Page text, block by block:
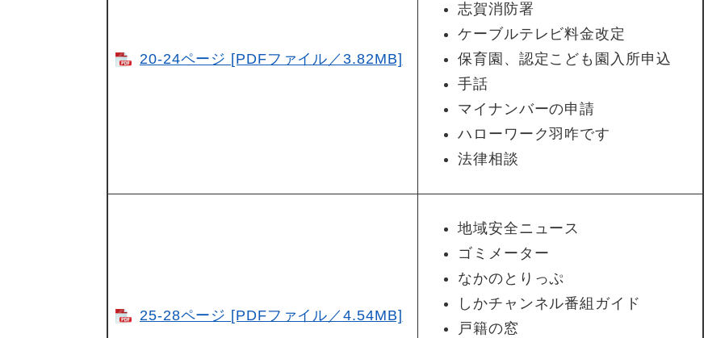
20-24ページ [PDFファイル／3.82MB]
志賀消防署
ケーブルテレビ料金改定
保育園、認定こども園入所申込
手話
マイナンバーの申請
ハローワーク羽咋です
法律相談
25-28ページ [PDFファイル／4.54MB]
地域安全ニュース
ゴミメーター
なかのとりっぷ
しかチャンネル番組ガイド
戸籍の窓